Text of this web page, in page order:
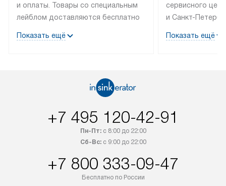
и оплаты. Товары со специальным
лейблом доставляются бесплатно
до подъезда, выезд за МКАД
быть отгружен покупателю
в течение трех дней. Доставка
регионы осуществляется через
100% предоплаты наша компания
до представительства
транспортной компании в городе
Показать ещё
сервисного
и Санкт-
подключается
подключения к
определяется
Показать ещё
+7 495 120-42-91
Пн-Пт:с 8:00 до 22:00
Сб-Вс:с 9:00 до 22:00
+7 800 333-09-47
Бесплатно по России